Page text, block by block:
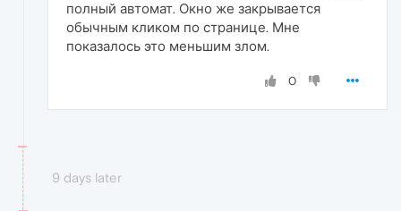
полный автомат. Окно же закрывается
обычным кликом по странице. Мне
показалось это меньшим злом.
0
9 days later